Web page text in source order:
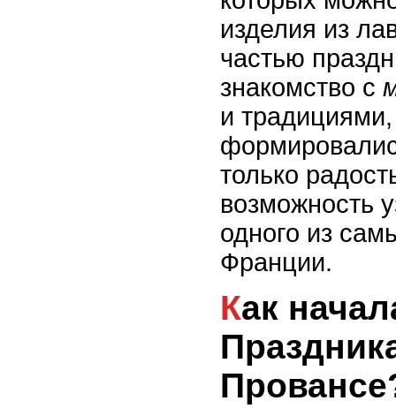
изделия из
частью
знакомство с
и
только
возможность
одного из
Франции.
Как началась традиция